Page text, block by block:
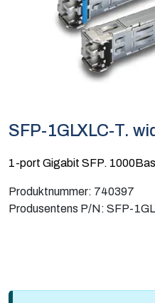
SFP-1GLXLC-T.
1-port Gigabit SFP.
Produktnummer: 740397
Produsentens P/N: SFP-
Infosenter
Sikkerhet og overvåkning
Computing
Software og analyse
Kurs og eventer